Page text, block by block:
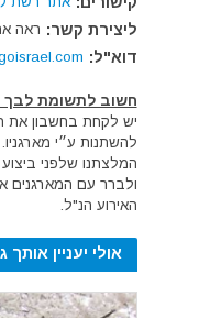
ליצירת קשר: ראה
דוא"ל:
חשוב לתשומת לבך
יש לקחת בחשבון את
להשתנות ע״י
המלצתנו שלפני
ולברר עם המארגנים
האירוע הנ"ל.
אולי יעניין אותך